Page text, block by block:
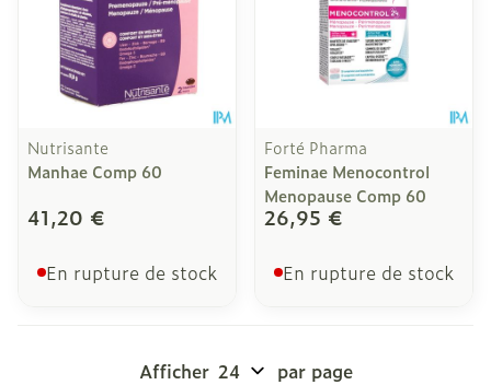
Nutrisante
Manhae Comp 60
41,20 €
En rupture de stock
Forté Pharma
Feminae Menocontrol
Menopause Comp 60
26,95 €
En rupture de stock
Afficher par page